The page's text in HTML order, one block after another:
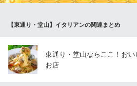
大阪府大阪市北区堂山町6-5 ペンギンスクエアビル1F
【東通り・堂山】イタリアンの関連まとめ
東通り・堂山ならここ！お
お店